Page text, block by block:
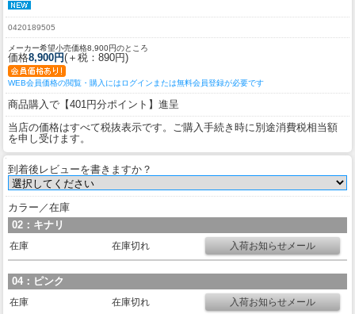
0420189505
メーカー希望小売価格8,900円のところ
価格8,900円(＋税：890円)
WEB会員価格の閲覧・購入にはログインまたは無料会員登録が必要です
商品購入で【401円分ポイント】進呈
当店の価格はすべて税抜表示です。ご購入手続き時に別途消費税相当額
を申し受けます。
到着後レビューを書きますか？
カラー／在庫
02：キナリ
在庫 在庫切れ
04：ピンク
在庫 在庫切れ